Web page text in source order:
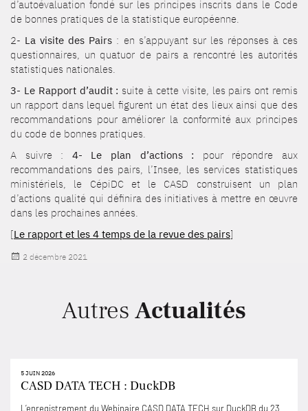
d’autoévaluation fondé sur les principes inscrits dans le Code
de bonnes pratiques de la statistique européenne.
2- La visite des Pairs : en s’appuyant sur les réponses à ces
questionnaires, un quatuor de pairs a rencontré les autorités
statistiques nationales.
3- Le Rapport d’audit : suite à cette visite, les pairs ont remis
un rapport dans lequel figurent un état des lieux ainsi que des
recommandations pour améliorer la conformité aux principes
du code de bonnes pratiques.
A suivre : 4- Le plan d’actions : pour répondre aux
recommandations des pairs, l’Insee, les services statistiques
ministériels, le CépiDC et le CASD construisent un plan
d’actions qualité qui définira des initiatives à mettre en œuvre
dans les prochaines années.
[Le rapport et les 4 temps de la revue des pairs]
Publié
2 décembre 2021
Autres Actualités
5 JUIN 2026
CASD DATA TECH : DuckDB
L’enregistrement du Webinaire CASD DATA TECH sur DuckDB du 23